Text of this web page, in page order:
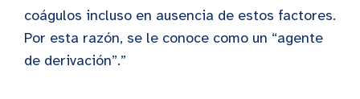
coágulos incluso en ausencia de estos factores.
Por esta razón, se le conoce como un “agente
de derivación”.”